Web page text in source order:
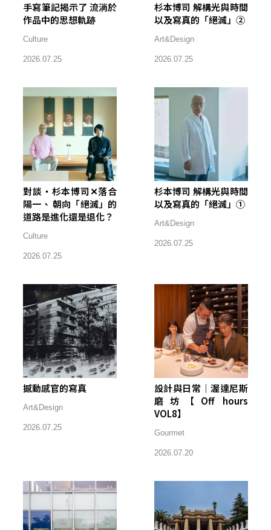
手寫筆記揭示了 流淌於
作品中的思想軌跡
Culture
2026.07.25
杉本博司 解構光與時間
以及寫真的「絕滅」②
Art&Design
2026.07.25
對談・杉本博司✕落合
陽一、 朝向「絕滅」的
道路是進化還是退化？
Culture
2026.07.25
杉本博司 解構光與時間
以及寫真的「絕滅」①
Art&Design
2026.07.25
撼動感官的寫真
Art&Design
2026.07.25
設計與日常｜渥達尼斯
磨坊【Off hours
VOL8】
Gourmet
2026.07.20